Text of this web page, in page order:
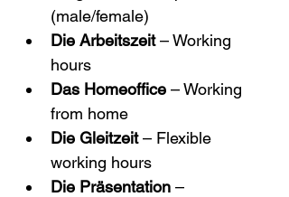
(male/female)
Die Arbeitszeit – Working
hours
Das Homeoffice – Working
from home
Die Gleitzeit – Flexible
working hours
Die Präsentation –